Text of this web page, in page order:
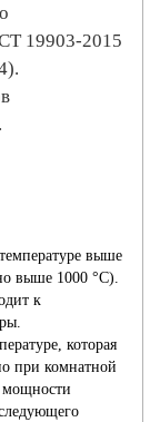
19903-2015
выше
выше 1000 °C).
к
которая
при комнатной
мощности